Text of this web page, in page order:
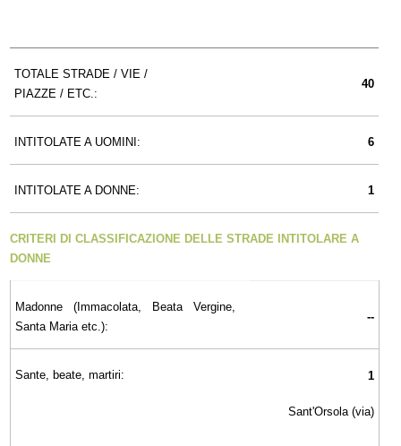
TOTALE STRADE / VIE /
PIAZZE / ETC.:
40
INTITOLATE A UOMINI: 6
INTITOLATE A DONNE: 1
CRITERI DI CLASSIFICAZIONE DELLE STRADE INTITOLARE A
DONNE
Madonne (Immacolata, Beata Vergine,
Santa Maria etc.):
--
Sante, beate, martiri: 1
Sant'Orsola (via)